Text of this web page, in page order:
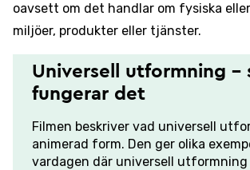
oavsett om det handlar om fysiska
miljöer, produkter eller tjänster.
Universell utformning -
fungerar det
Filmen beskriver vad universell
animerad form. Den ger olika
vardagen där universell utformning